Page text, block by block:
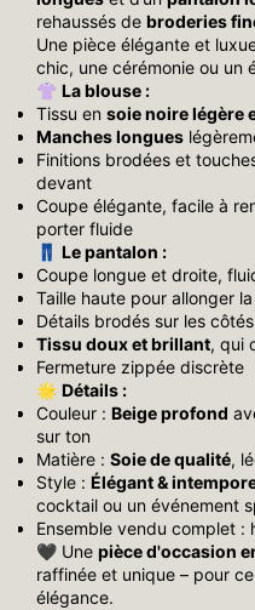
rehaussés de broderies
Une pièce élégante et
chic, une cérémonie ou un
👚 La blouse :
Tissu en soie noire légère
Manches longues
Finitions brodées et
devant
Coupe élégante, facile à
porter fluide
👖 Le pantalon :
Coupe longue et droite,
Taille haute pour allonger
Détails brodés sur les
Tissu doux et brillant, qui
Fermeture zippée discrète
🌟 Détails :
Couleur : Beigeprofond
sur ton
Matière : Soie de qualité,
Style : Élégant &
cocktail ou un événement
Ensemble vendu complet :
🖤 Une pièce d'occasion
raffinée et unique – pour
élégance.